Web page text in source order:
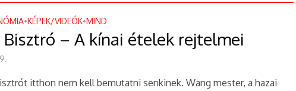
megrendezésre az idei Budapesti Nemzetközit Dokumentumfilm Fesztivál
Egyedülálló kiállítás nyílt Budapesten
egyik vezetője lesz – és Európa?
•KÉPEK/VIDEÓK•MIND
Bisztró – A kínai ételek rejtelmei
itthon nem kell bemutatni senkinek. Wang mester, a hazai